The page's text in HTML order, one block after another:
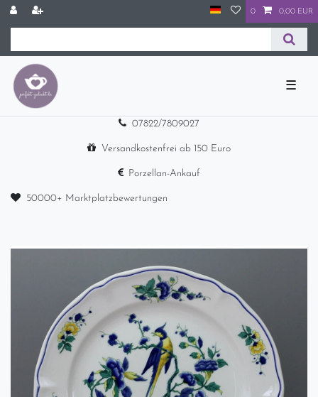
0 0,00 EUR
☰
07822/7809027
Versandkostenfrei ab 150 Euro
Porzellan-Ankauf
50000+ Marktplatzbewertungen